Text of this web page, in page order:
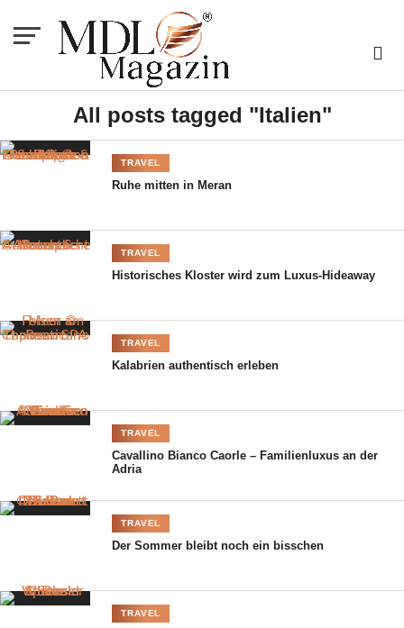
All posts tagged "Italien"
TRAVEL
Ruhe mitten in Meran
TRAVEL
Historisches Kloster wird zum Luxus-Hideaway
TRAVEL
Kalabrien authentisch erleben
TRAVEL
Cavallino Bianco Caorle – Familienluxus an der
Adria
TRAVEL
Der Sommer bleibt noch ein bisschen
TRAVEL